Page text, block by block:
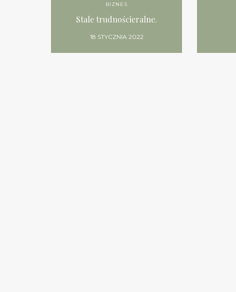
BIZNES
Stale trudnościeralne.
18 STYCZNIA 2022